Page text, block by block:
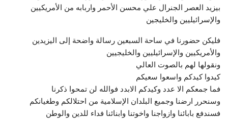
بيزيد العصر الجنرال علي محسن الأحمر واربابه من الأمريكيين
والإسرائيليين والخليجين
فليكن حضورنا في ساحة السبعين رسالة واضحة إلى اليزيدين
والأمريكيين والإسرائيليين والخليجيين
ونقولها لهم بالصوت العالي
كيدوا كيدكم واسعوا سعيكم
فما جمعكم الا عدد وكيدكم الابدد فوالله لن تمحوا ذكرنا
وسنحرر ارضنا وجميع البلدان الإسلامية من احتلالكم وطغيانكم
فسندفع بابائنا وازواجنا واخوتنا وابنائنا فداء للدين والوطن